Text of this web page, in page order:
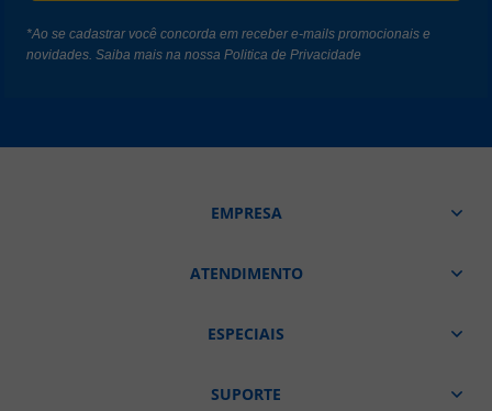
*Ao se cadastrar você concorda em receber e-mails promocionais e
novidades. Saiba mais na nossaPolitica de Privacidade
EMPRESA
ATENDIMENTO
ESPECIAIS
SUPORTE